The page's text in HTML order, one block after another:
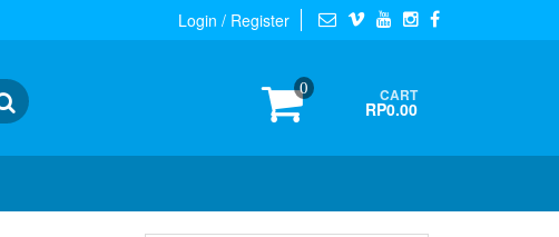
Login / Register
0 CART
RP0.00